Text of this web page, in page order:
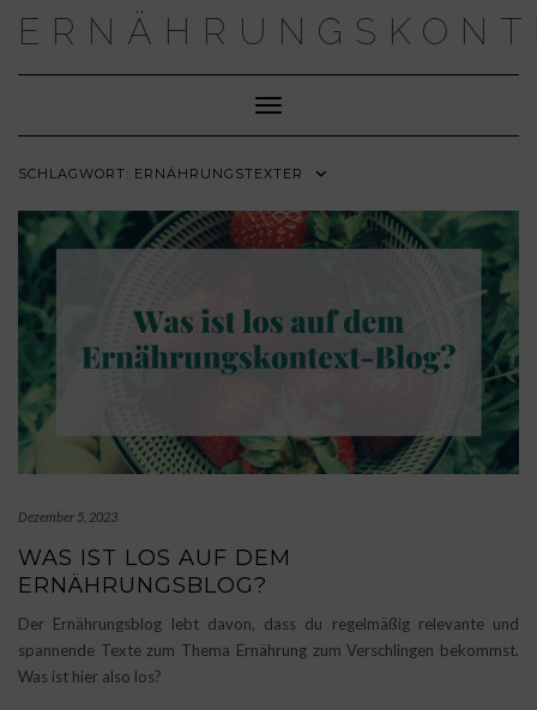
Toggle Navigation
SCHLAGWORT: ERNÄHRUNGSTEXTER
Dezember 5, 2023
WAS IST LOS AUF DEM
ERNÄHRUNGSBLOG?
Der Ernährungsblog lebt davon, dass du regelmäßig relevante und
spannende Texte zum Thema Ernährung zum Verschlingen bekommst.
Was ist hier also los?